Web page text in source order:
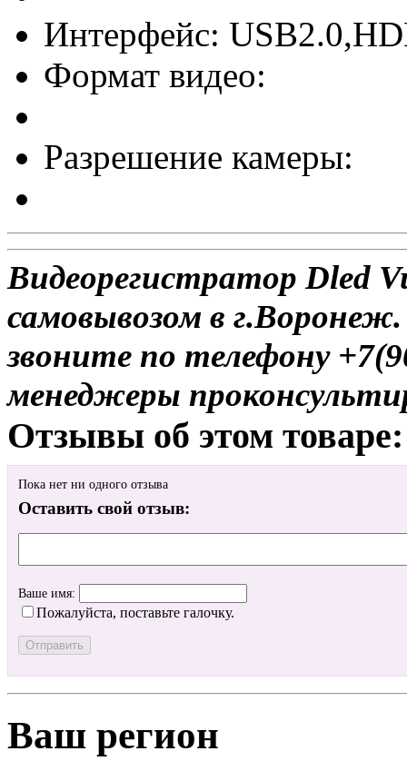
Интерфейс:
Формат видео:
Разрешение камеры:
Видеорегистратор Dled
самовывозом в
звоните по телефону
менеджеры
Отзывы об этом товаре:
Пока нет ни одного отзыва
Оставить свой отзыв:
Ваше имя:
Пожалуйста, поставьте галочку.
Ваш регион